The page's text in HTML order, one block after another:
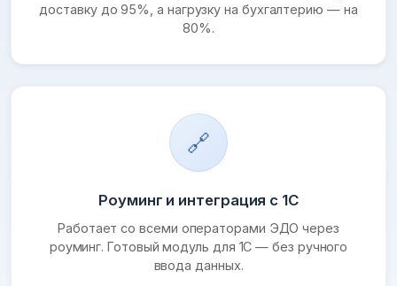
доставку до 95%, а нагрузку на бухгалтерию — на
80%.
🔗
Роуминг и интеграция с 1С
Работает со всеми операторами ЭДО через
роуминг. Готовый модуль для 1С — без ручного
ввода данных.